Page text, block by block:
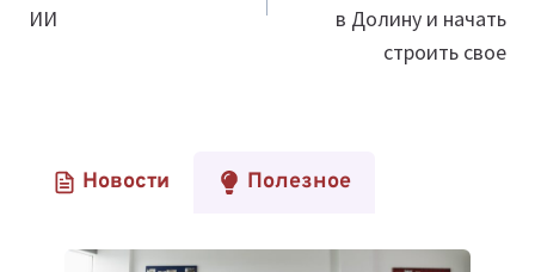
ИИ
в Долину и начать
строить свое
Новости Полезное